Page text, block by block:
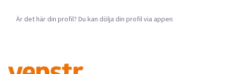
Är det här din profil? Du kan dölja din profil via appen